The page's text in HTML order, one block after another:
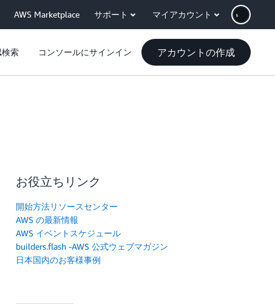
AWS Marketplace サポート マイアカウント
検索 コンソールにサインイン アカウントの作成
お役立ちリンク
開始方法リソースセンター
AWS の最新情報
AWS イベントスケジュール
builders.flash -AWS 公式ウェブマガジン
日本国内のお客様事例